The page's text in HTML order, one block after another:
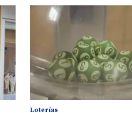
Loterías